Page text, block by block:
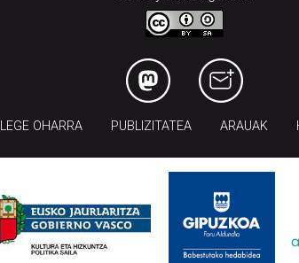
LEGE OHARRA PUBLIZITATEA ARAUAK